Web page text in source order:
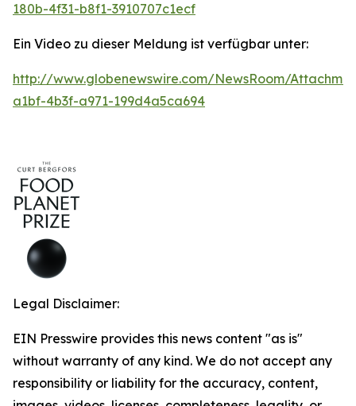
180b-4f31-b8f1-3910707c1ecf
Ein Video zu dieser Meldung ist verfügbar unter:
http://www.globenewswire.com/NewsRoom/
a1bf-4b3f-a971-199d4a5ca694
Legal Disclaimer:
EIN Presswire provides this news content "as is"
without warranty of any kind. We do not accept any
responsibility or liability for the accuracy, content,